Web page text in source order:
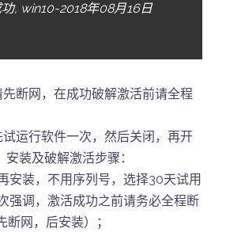
, win10-2018年08月16日
断网，在成功破解激活前请全程
运行软件一次，然后关闭，再开
装及破解激活步骤：
安装，不用序列号，选择30天试用
强调，激活成功之前请务必全程断
网，后安装）；